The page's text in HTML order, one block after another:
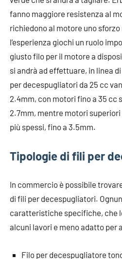
fanno maggiore resistenza al
richiedono al motore uno
l’esperienza giochi un ruolo
giusto filo per il motore a
si andrà ad effettuare, in linea
per decespugliatori da 25 cc
2.4mm, con motori fino a 35 cc
2.7mm, mentre motori
più spessi, fino a 3.5mm.
Tipologie di fili per
In commercio è possibile
di fili per decespugliatori.
caratteristiche specifiche, che
alcuni lavori e meno adatto per
Filo per decespugliatore